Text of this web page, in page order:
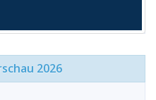
2026